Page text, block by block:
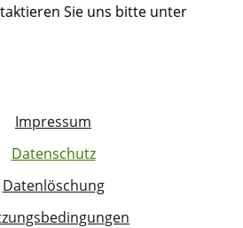
Sie uns bitte unter
Impressum
Datenschutz
Datenlöschung